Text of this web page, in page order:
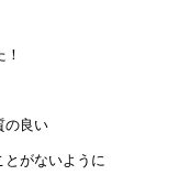
の良い
がないように